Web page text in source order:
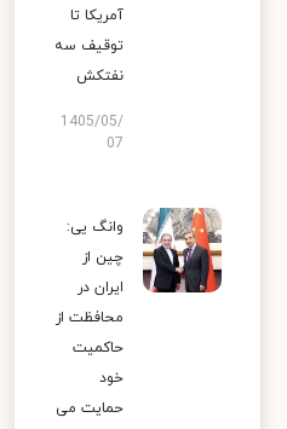
آمریکا تا
توقیف سه
نفتکش
1405/05/
07
وانگ یی:
چین از
ایران در
محافظت از
حاکمیت
خود
حمایت می